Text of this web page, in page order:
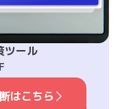
ツール
はこちら